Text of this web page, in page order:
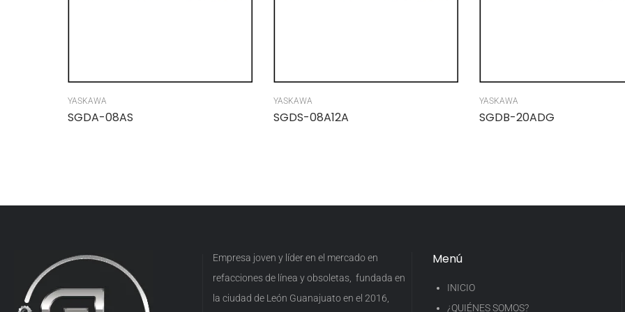
YASKAWA
SGDA-08AS
YASKAWA
SGDS-08A12A
YASKAWA
SGDB-20ADG
Empresa joven y líder en el mercado en
refacciones de línea y obsoletas, fundada en
la ciudad de León Guanajuato en el 2016,
Menú
INICIO
¿QUIÉNES SOMOS?